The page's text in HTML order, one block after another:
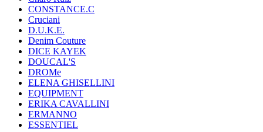
CONSTANCE.C
Cruciani
D.U.K.E.
Denim Couture
DICE KAYEK
DOUCAL'S
DROMe
ELENA GHISELLINI
EQUIPMENT
ERIKA CAVALLINI
ERMANNO
ESSENTIEL